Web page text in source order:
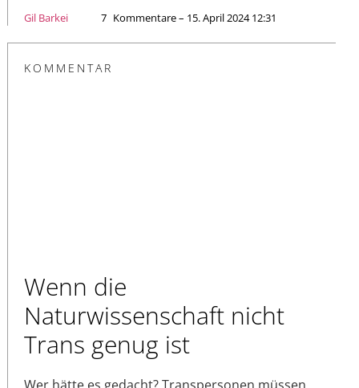
Gil Barkei 7 Kommentare – 15. April 2024 12:31
KOMMENTAR
Wenn die
Naturwissenschaft nicht
Trans genug ist